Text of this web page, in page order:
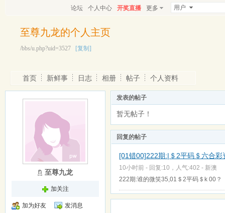
论坛 个人中心 开奖直播 更多 用户
至尊九龙的个人主页
/bbs/u.php?uid=3527 [复制]
首页 新鲜事 日志 相册 帖子 个人资料
至尊九龙
加关注
加为好友
发消息
发表的帖子
暂无帖子！
回复的帖子
[01错00]222期:|＄2平码＄六合
10小时前 - 回复:10，人气:402 - 新澳
222期:谁的微笑35,01＄2平码＄k 00